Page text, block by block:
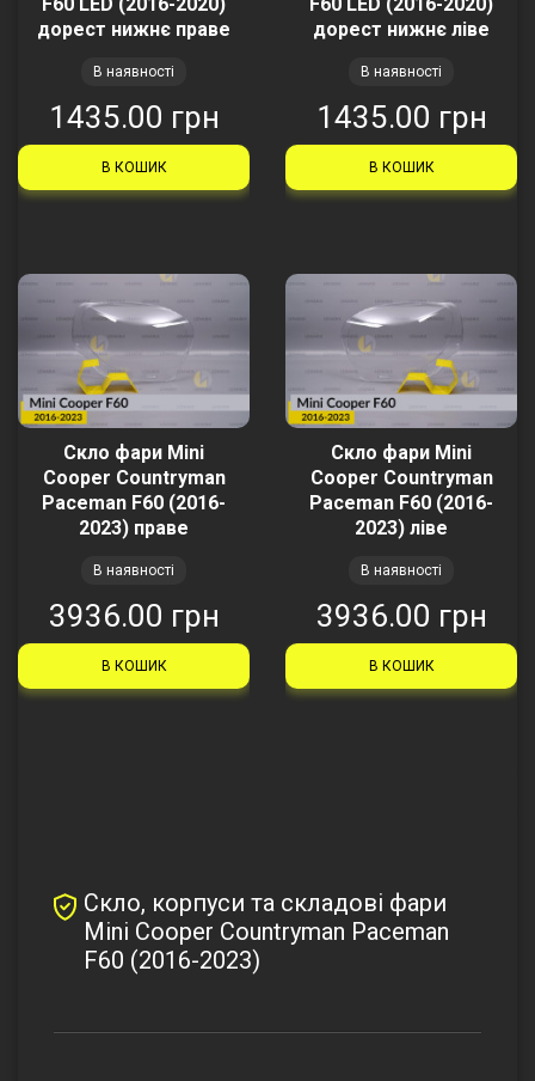
дорест нижнє праве
В наявності
1435.00 грн
В КОШИК
дорест нижнє ліве
В наявності
1435.00 грн
В КОШИК
Скло фари Mini
Cooper Countryman
Paceman F60 (2016-
2023) праве
В наявності
3936.00 грн
В КОШИК
Скло фари Mini
Cooper Countryman
Paceman F60 (2016-
2023) ліве
В наявності
3936.00 грн
В КОШИК
Скло, корпуси та складові фари
Mini Cooper Countryman Paceman
F60 (2016-2023)